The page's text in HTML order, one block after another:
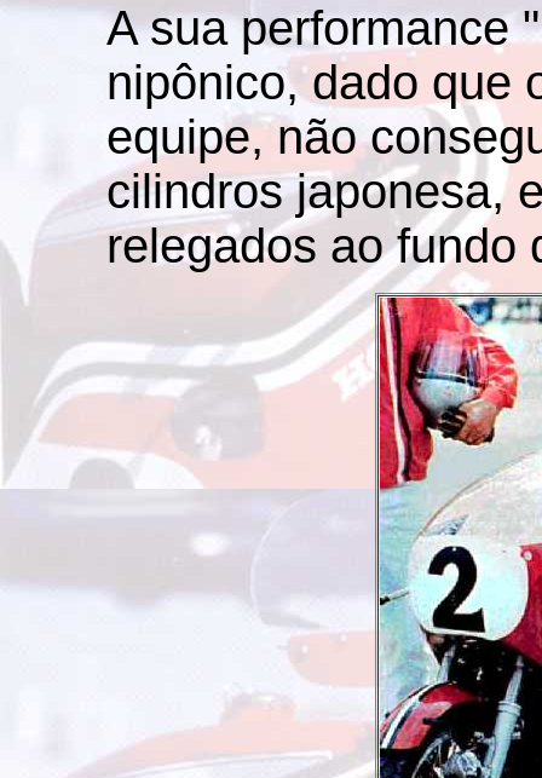
A sua performance
nipônico, dado que
equipe, não
cilindros japonesa,
relegados ao fundo